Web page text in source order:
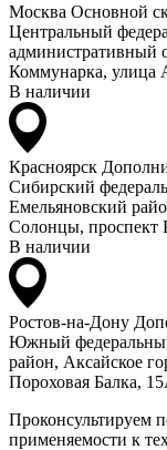
Москва Основной
Центральный
административный
Коммунарка, улица
В наличии
Красноярск
Сибирский
Емельяновский
Солонцы, проспект
В наличии
Ростов-на-Дону
Южный федеральный
район, Аксайское
Пороховая Балка,
Проконсультируем
применяемости к